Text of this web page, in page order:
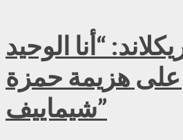
“أنا الوحيد
على هزيمة حمزة
شيماييف”